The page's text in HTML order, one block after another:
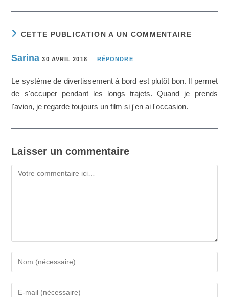
CETTE PUBLICATION A UN COMMENTAIRE
Sarina 30 AVRIL 2018 RÉPONDRE
Le système de divertissement à bord est plutôt bon. Il permet
de s'occuper pendant les longs trajets. Quand je prends
l'avion, je regarde toujours un film si j'en ai l'occasion.
Laisser un commentaire
Commentaire
ou